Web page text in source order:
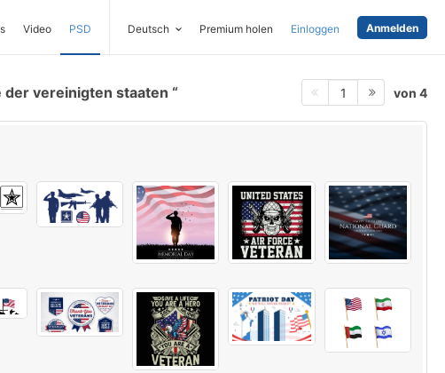
Video PSD Deutsch Premium holen Einloggen Anmelden
der vereinigten staaten 1 von 4